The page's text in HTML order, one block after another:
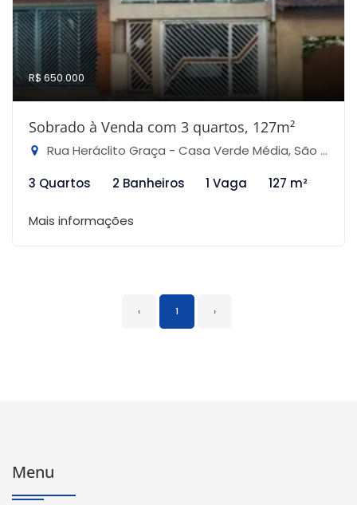
R$ 650.000
Sobrado à Venda com 3 quartos, 127m²
Rua Heráclito Graça - Casa Verde Média, São Paulo-SP
3 Quartos
2 Banheiros 1 Vaga 127 m²
Mais informações
‹ 1 ›
Menu